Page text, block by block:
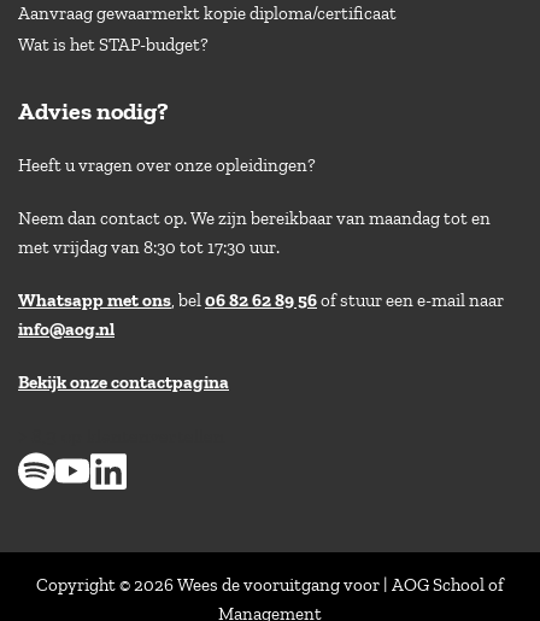
Aanvraag gewaarmerkt kopie diploma/certificaat
Wat is het STAP-budget?
Advies nodig?
Heeft u vragen over onze opleidingen?
Neem dan contact op. We zijn bereikbaar van maandag tot en
met vrijdag van 8:30 tot 17:30 uur.
Whatsapp met ons, bel06 82 62 89 56of stuur een e-mail naar
info@aog.nl
Bekijk onze contactpagina
Copyright © 2026 Wees de vooruitgang voor | AOG School of
Management